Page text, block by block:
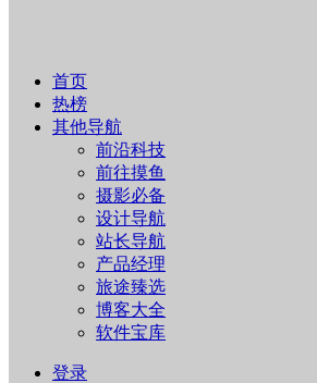
首页
热榜
其他导航
前沿科技
前往摸鱼
摄影必备
设计导航
站长导航
产品经理
旅途臻选
博客大全
软件宝库
登录